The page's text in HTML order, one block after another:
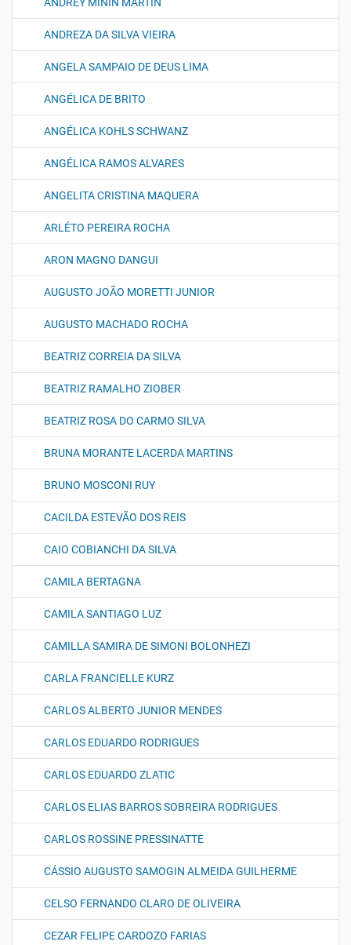
ANDREZA DA SILVA VIEIRA
ANGELA SAMPAIO DE DEUS LIMA
ANGÉLICA DE BRITO
ANGÉLICA KOHLS SCHWANZ
ANGÉLICA RAMOS ALVARES
ANGELITA CRISTINA MAQUERA
ARLÉTO PEREIRA ROCHA
ARON MAGNO DANGUI
AUGUSTO JOÃO MORETTI JUNIOR
AUGUSTO MACHADO ROCHA
BEATRIZ CORREIA DA SILVA
BEATRIZ RAMALHO ZIOBER
BEATRIZ ROSA DO CARMO SILVA
BRUNA MORANTE LACERDA MARTINS
BRUNO MOSCONI RUY
CACILDA ESTEVÃO DOS REIS
CAIO COBIANCHI DA SILVA
CAMILA BERTAGNA
CAMILA SANTIAGO LUZ
CAMILLA SAMIRA DE SIMONI BOLONHEZI
CARLA FRANCIELLE KURZ
CARLOS ALBERTO JUNIOR MENDES
CARLOS EDUARDO RODRIGUES
CARLOS EDUARDO ZLATIC
CARLOS ELIAS BARROS SOBREIRA RODRIGUES
CARLOS ROSSINE PRESSINATTE
CÁSSIO AUGUSTO SAMOGIN ALMEIDA GUILHERME
CELSO FERNANDO CLARO DE OLIVEIRA
CEZAR FELIPE CARDOZO FARIAS